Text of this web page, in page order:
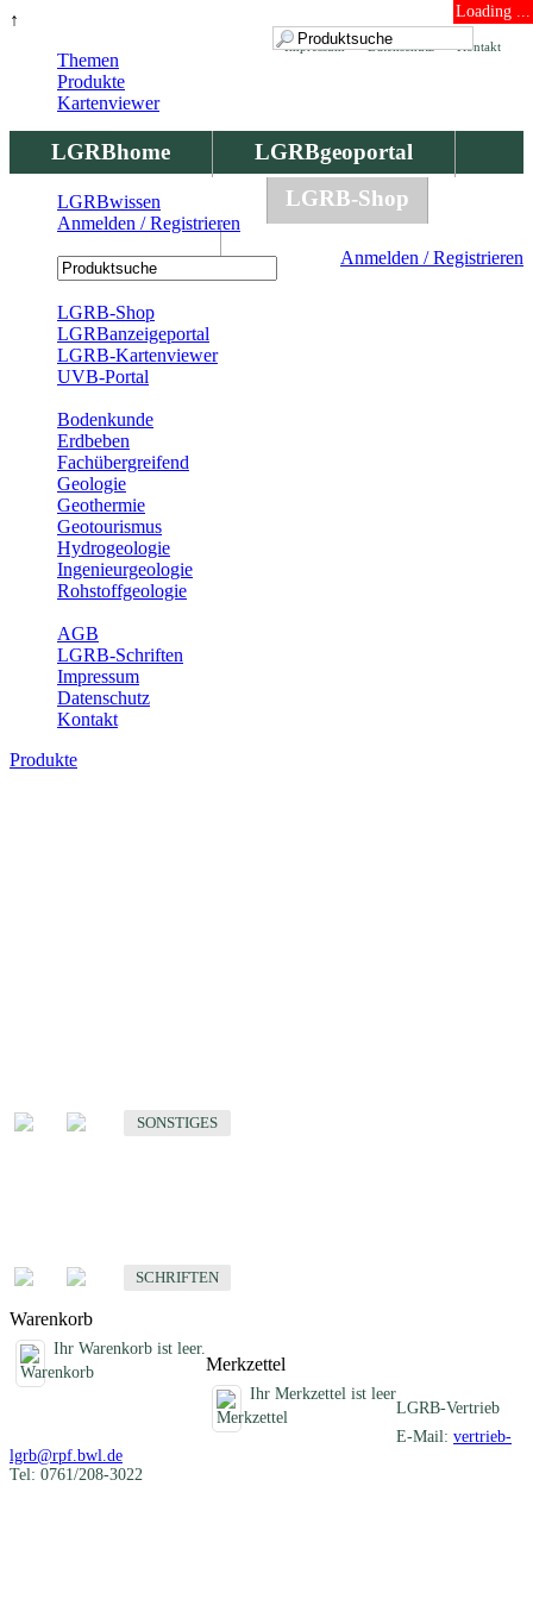
↑ Loading ...
Kontakt
Datenschutz
Impressum
LGRBhome
LGRBgeoportal
LGRBbohrungen
LGRB-Shop
Anmelden / Registrieren
Themen
Produkte
Kartenviewer
LGRBwissen
Anmelden / Registrieren
LGRB-Shop
LGRBanzeigeportal
LGRB-Kartenviewer
UVB-Portal
Bodenkunde
Erdbeben
Fachübergreifend
Geologie
Geothermie
Geotourismus
Hydrogeologie
Ingenieurgeologie
Rohstoffgeologie
AGB
LGRB-Schriften
Impressum
Datenschutz
Kontakt
Produkte
SONSTIGES
SCHRIFTEN
Warenkorb
Ihr Warenkorb ist leer.
Merkzettel
Ihr Merkzettel ist leer
LGRB-Vertrieb
E-Mail: vertrieb-
lgrb@rpf.bwl.de
Tel: 0761/208-3022